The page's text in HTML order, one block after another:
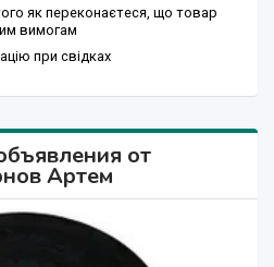
як переконаєтеся, що товар
вимогам
при свідках
от
Артем